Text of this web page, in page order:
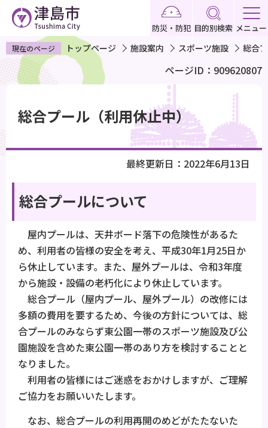
ペ
ー
ジ
で
す
防災・防犯 目的別検索 メニュー
現在のページ トップページ 施設案内 スポーツ施設 総合
ページID：909620807
総合プール（利用休止中）
最終更新日：2022年6月13日
総合プールについて
屋内プールは、天井ボード落下の危険性があるた
め、利用者の皆様の安全を考え、平成30年1月25日か
ら休止しています。また、屋外プールは、令和3年度
から施設・設備の老朽化により休止しています。
総合プール（屋内プール、屋外プール）の改修には
多額の費用を要するため、今後の方針については、総
合プールのみならず東公園一帯のスポーツ施設及び公
園施設を含めた東公園一帯のあり方を検討することと
なりました。
利用者の皆様にはご迷惑をおかけしますが、ご理解
ご協力をお願いいたします。
なお、総合プールの利用再開のめどがたたないた